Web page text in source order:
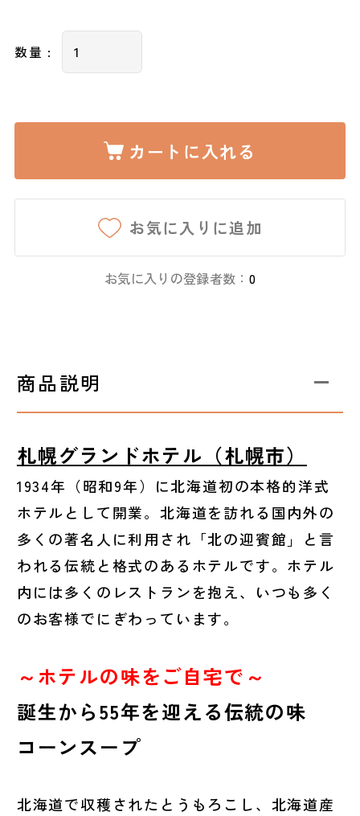
数量 :
カートに入れる
お気に入りに追加
お気に入りの登録者数： 0
商品説明
札幌グランドホテル（札幌市）
1934年（昭和9年）に北海道初の本格的洋式
ホテルとして開業。北海道を訪れる国内外の
多くの著名人に利用され「北の迎賓館」と言
われる伝統と格式のあるホテルです。ホテル
内には多くのレストランを抱え、いつも多く
のお客様でにぎわっています。
～ホテルの味をご自宅で～
誕生から55年を迎える伝統の味
コーンスープ
北海道で収穫されたとうもろこし、北海道産